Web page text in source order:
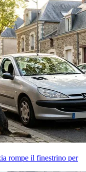
rompe il finestrino per